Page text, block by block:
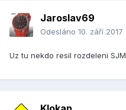
Jaroslav69
Odesláno 10. září 2017
Uz tu nekdo resil rozdeleni